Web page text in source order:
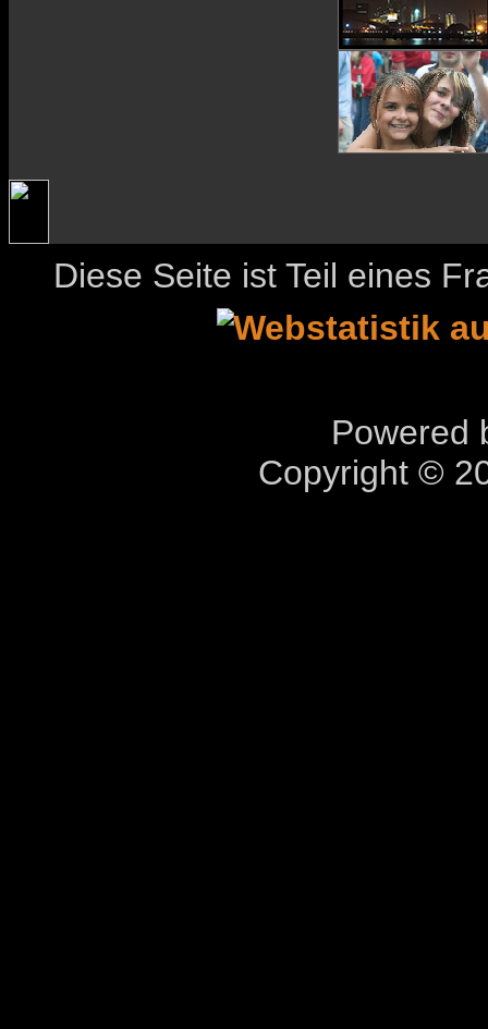
Diese Seite ist Teil eines
Powered
Copyright ©